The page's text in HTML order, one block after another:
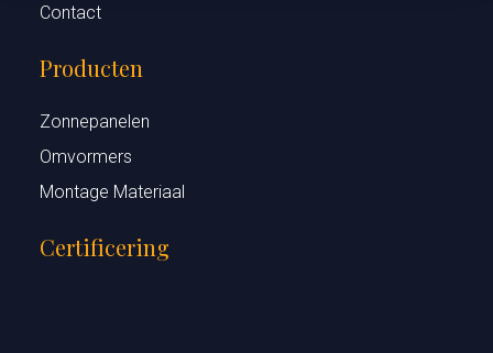
Contact
Producten
Zonnepanelen
Omvormers
Montage Materiaal
Certificering